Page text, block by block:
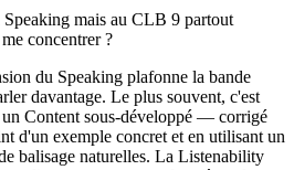
mais au CLB 9 partout
concentrer ?
du Speaking plafonne la bande
davantage. Le plus souvent, c'est
Content sous-développé — corrigé
d'un exemple concret et en utilisant un
balisage naturelles. La Listenability